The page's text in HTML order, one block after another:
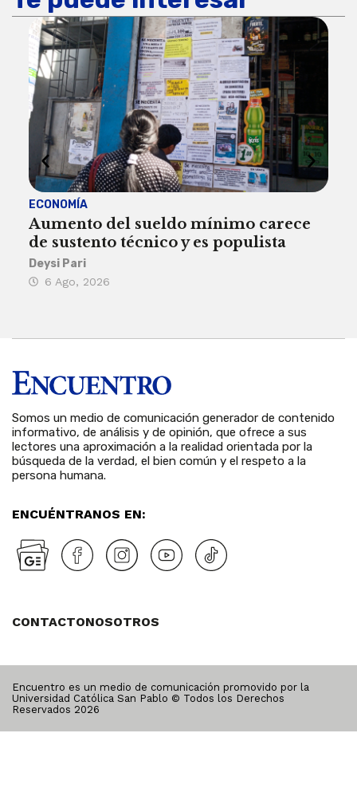
ECONOMÍA
Aumento del sueldo mínimo carece
de sustento técnico y es populista
Deysi Pari
6 Ago, 2026
Somos un medio de comunicación generador de contenido
informativo, de análisis y de opinión, que ofrece a sus
lectores una aproximación a la realidad orientada por la
búsqueda de la verdad, el bien común y el respeto a la
persona humana.
ENCUÉNTRANOS EN:
CONTACTONOSOTROS
Encuentro es un medio de comunicación promovido por la
Universidad Católica San Pablo © Todos los Derechos
Reservados 2026